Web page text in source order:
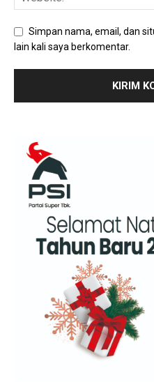
Simpan nama, email, dan
lain kali saya berkomentar.